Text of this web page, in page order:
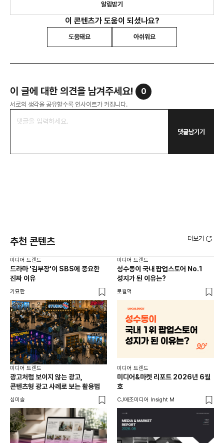
알림받기
이 콘텐츠가 도움이 되셨나요?
도움돼요 아쉬워요
이 글에 대한 의견을 남겨주세요! 0
서로의 생각을 공유할수록 인사이트가 커집니다.
댓글남기기
추천 콘텐츠 더보기
미디어 트렌드
드라마 '김부장'이 SBS에 중요한
진짜 이유
기묘한
미디어 트렌드
성수동이 국내 팝업스토어 No.1
성지가 된 이유는?
로컬덕
미디어 트렌드
광고처럼 보이지 않는 광고,
콘텐츠형 광고 사례로 보는 활용법
심미솔
미디어 트렌드
미디어&마켓 리포트 2026년 6월
호
CJ메조미디어 Insight M